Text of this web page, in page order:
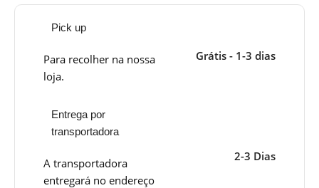
Pick up
Para recolher na nossa
loja.
Grátis - 1-3 dias
Entrega por
transportadora
A transportadora
entregará no endereço
2-3 Dias